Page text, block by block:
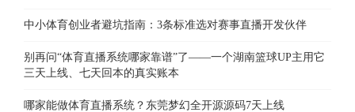
中小体育创业者避坑指南：3条标准选对赛事直播开发伙伴
别再问“体育直播系统哪家靠谱”了——一个湖南篮球UP主用它
三天上线、七天回本的真实账本
哪家能做体育直播系统？东莞梦幻全开源源码7天上线